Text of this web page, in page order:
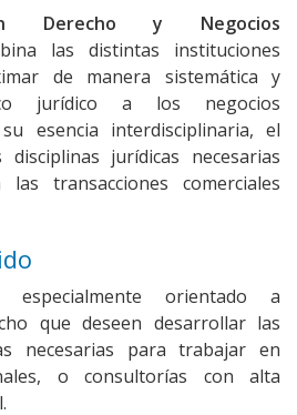
Derecho y Negocios
las distintas instituciones
de manera sistemática y
jurídico a los negocios
esencia interdisciplinaria, el
jurídicas necesarias
transacciones comerciales
orientado a
que deseen desarrollar las
necesarias para trabajar en
o consultorías con alta